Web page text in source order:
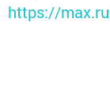
https://